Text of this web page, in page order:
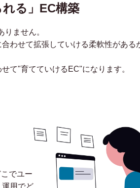
る」EC構築
ません。
わせて拡張していける柔軟性がある
て"育てていけるEC"になります。
でユー
運用でど